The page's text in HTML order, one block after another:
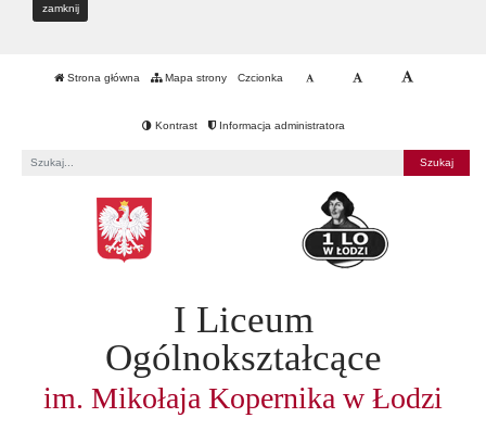
zamknij
Strona główna Mapa strony Czcionka
Kontrast Informacja administratora
I Liceum
Ogólnokształcące
im. Mikołaja Kopernika w Łodzi